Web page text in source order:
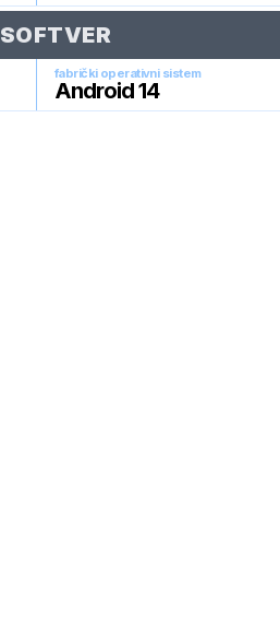
SOFTVER
fabrički operativni sistem
Android 14